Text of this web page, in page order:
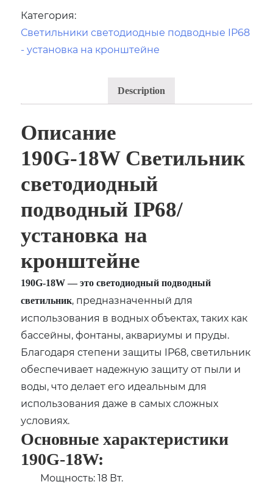
Категория:
Светильники светодиодные подводные IP68
- установка на кронштейне
Description
Описание
190G-18W Светильник
светодиодный
подводный IP68/
установка на
кронштейне
190G-18W — это светодиодный подводный
светильник, предназначенный для
использования в водных объектах, таких как
бассейны, фонтаны, аквариумы и пруды.
Благодаря степени защиты IP68, светильник
обеспечивает надежную защиту от пыли и
воды, что делает его идеальным для
использования даже в самых сложных
условиях.
Основные характеристики
190G-18W:
Мощность: 18 Вт.